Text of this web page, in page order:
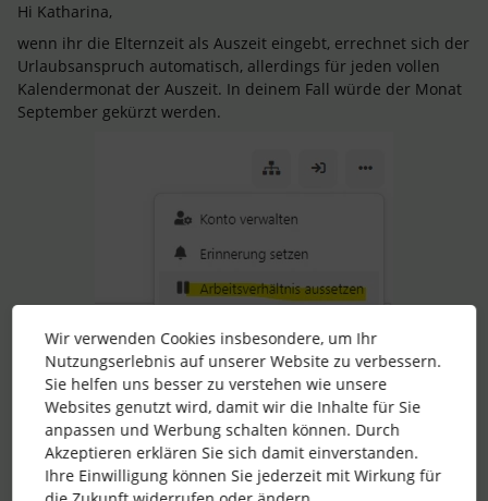
Hi Katharina,
wenn ihr die Elternzeit als Auszeit eingebt, errechnet sich der
Urlaubsanspruch automatisch, allerdings für jeden vollen
Kalendermonat der Auszeit. In deinem Fall würde der Monat
September gekürzt werden.
Wir verwenden Cookies insbesondere, um Ihr
Nutzungserlebnis auf unserer Website zu verbessern.
Sie helfen uns besser zu verstehen wie unsere
Websites genutzt wird, damit wir die Inhalte für Sie
anpassen und Werbung schalten können. Durch
Akzeptieren erklären Sie sich damit einverstanden.
Ihre Einwilligung können Sie jederzeit mit Wirkung für